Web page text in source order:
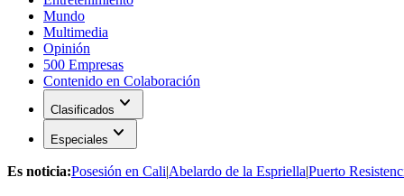
Mundo
Multimedia
Opinión
500 Empresas
Contenido en Colaboración
Clasificados expand_more
Especiales expand_more
Es noticia:Posesión en Cali|Abelardo de la Espriella|Puerto